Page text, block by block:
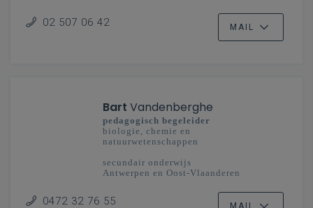
02 507 06 42 MAIL
Bart Vandenberghe
pedagogisch begeleider
biologie, chemie en
natuurwetenschappen
secundair onderwijs
Antwerpen en Oost-Vlaanderen
0472 32 76 55 MAIL